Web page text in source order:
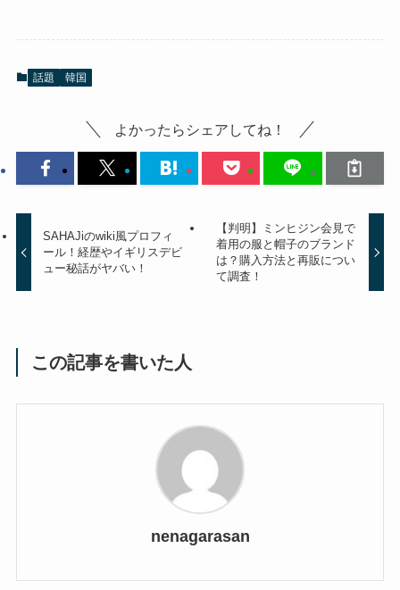
話題 韓国
よかったらシェアしてね！
SAHAJiのwiki風プロフィ
ール！経歴やイギリスデビ
ュー秘話がヤバい！
【判明】ミンヒジン会見で
着用の服と帽子のブランド
は？購入方法と再販につい
て調査！
この記事を書いた人
nenagarasan